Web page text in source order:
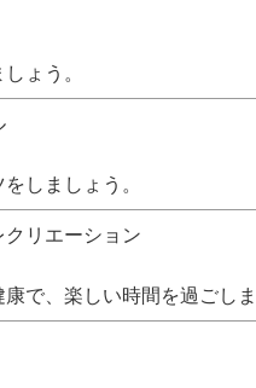
ょう。
しましょう。
リエーション
で、楽しい時間を過ごしま